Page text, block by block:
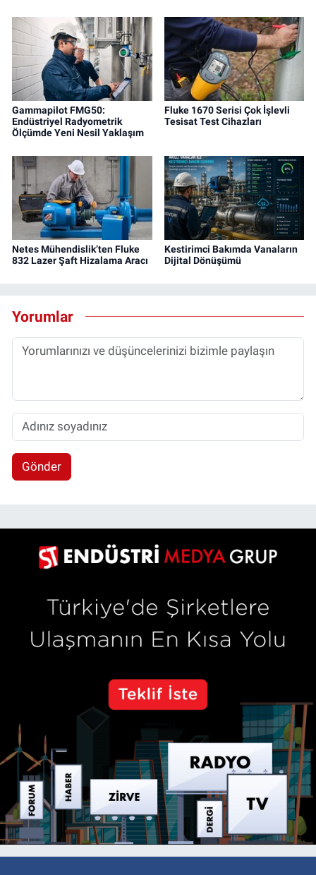
Gammapilot FMG50:
Endüstriyel Radyometrik
Ölçümde Yeni Nesil Yaklaşım
Fluke 1670 Serisi Çok İşlevli
Tesisat Test Cihazları
Netes Mühendislik’ten Fluke
832 Lazer Şaft Hizalama Aracı
Kestirimci Bakımda Vanaların
Dijital Dönüşümü
Yorumlar
Gönder